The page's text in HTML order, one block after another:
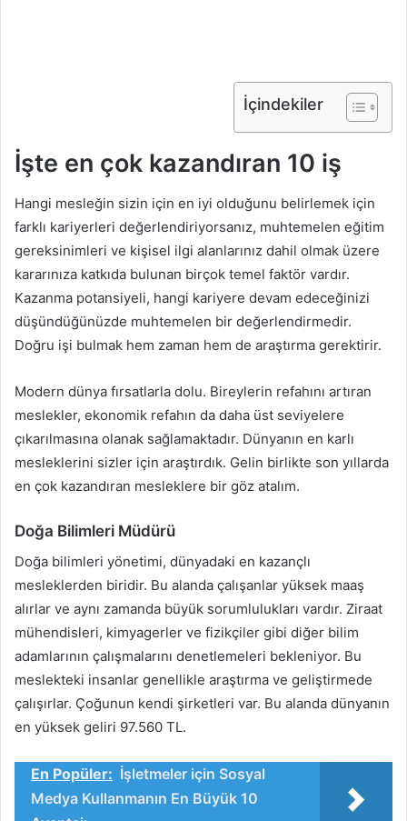
İçindekiler
İşte en çok kazandıran 10 iş
Hangi mesleğin sizin için en iyi olduğunu belirlemek için
farklı kariyerleri değerlendiriyorsanız, muhtemelen eğitim
gereksinimleri ve kişisel ilgi alanlarınız dahil olmak üzere
kararınıza katkıda bulunan birçok temel faktör vardır.
Kazanma potansiyeli, hangi kariyere devam edeceğinizi
düşündüğünüzde muhtemelen bir değerlendirmedir.
Doğru işi bulmak hem zaman hem de araştırma gerektirir.
Modern dünya fırsatlarla dolu. Bireylerin refahını artıran
meslekler, ekonomik refahın da daha üst seviyelere
çıkarılmasına olanak sağlamaktadır. Dünyanın en karlı
mesleklerini sizler için araştırdık. Gelin birlikte son yıllarda
en çok kazandıran mesleklere bir göz atalım.
Doğa Bilimleri Müdürü
Doğa bilimleri yönetimi, dünyadaki en kazançlı
mesleklerden biridir. Bu alanda çalışanlar yüksek maaş
alırlar ve aynı zamanda büyük sorumlulukları vardır. Ziraat
mühendisleri, kimyagerler ve fizikçiler gibi diğer bilim
adamlarının çalışmalarını denetlemeleri bekleniyor. Bu
meslekteki insanlar genellikle araştırma ve geliştirmede
çalışırlar. Çoğunun kendi şirketleri var. Bu alanda dünyanın
en yüksek geliri 97.560 TL.
En Popüler: İşletmeler için Sosyal
Medya Kullanmanın En Büyük 10